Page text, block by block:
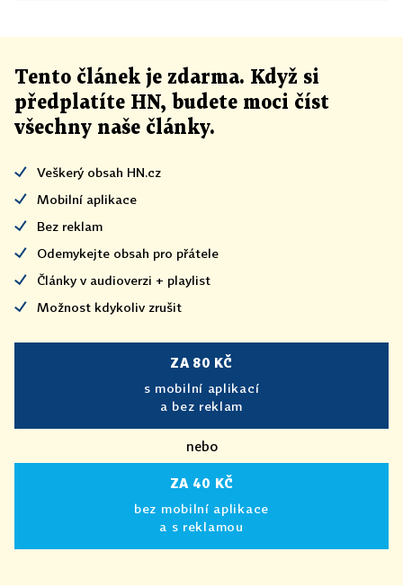
Tento článek je zdarma. Když si
předplatíte HN, budete moci číst
všechny naše články.
Veškerý obsah HN.cz
Mobilní aplikace
Bez reklam
Odemykejte obsah pro přátele
Články v audioverzi + playlist
Možnost kdykoliv zrušit
ZA 80 KČ
s mobilní aplikací
a bez reklam
nebo
ZA 40 KČ
bez mobilní aplikace
a s reklamou